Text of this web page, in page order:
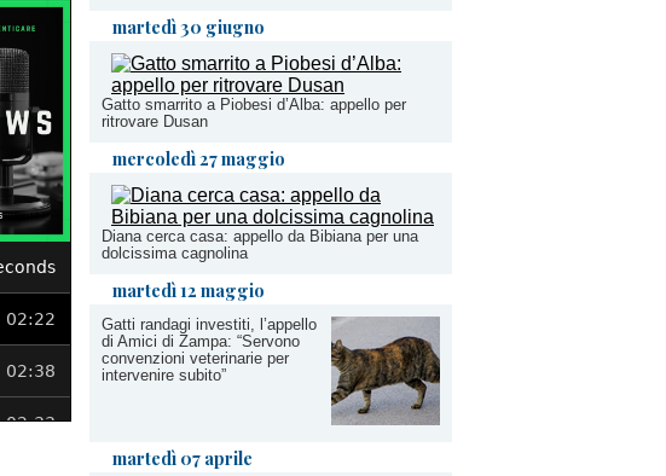
martedì 30 giugno
Gatto smarrito a Piobesi d’Alba: appello per
ritrovare Dusan
mercoledì 27 maggio
Diana cerca casa: appello da Bibiana per una
dolcissima cagnolina
martedì 12 maggio
Gatti randagi investiti, l’appello
di Amici di Zampa: “Servono
convenzioni veterinarie per
intervenire subito”
martedì 07 aprile